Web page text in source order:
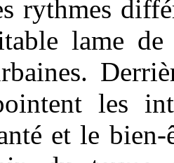
rythmes
lame
les
et le